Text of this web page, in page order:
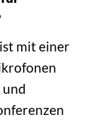
mit einer